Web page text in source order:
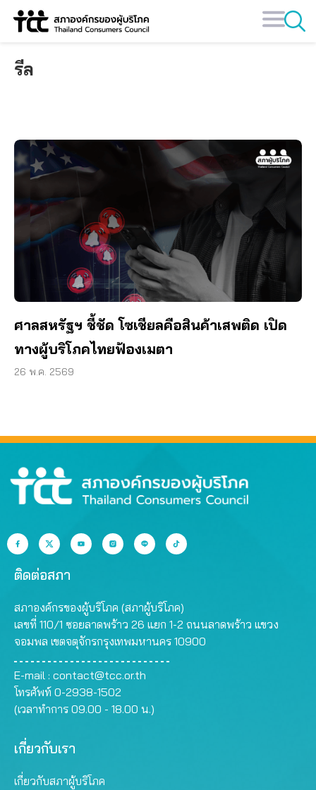
Skip
รีล
ศาลสหรัฐฯ ชี้ชัด โซเชียลคือสินค้าเสพติด เปิด
ทางผู้บริโภคไทยฟ้องเมตา
26 พ.ค. 2569
ติดต่อสภา
สภาองค์กรของผู้บริโภค (สภาผู้บริโภค)
เลขที่ 110/1 ซอยลาดพร้าว 26 แยก 1-2 ถนนลาดพร้าว แขวง
จอมพล เขตจตุจักรกรุงเทพมหานคร 10900
E-mail : contact@tcc.or.th
โทรศัพท์ 0-2938-1502
(เวลาทำการ 09.00 - 18.00 น.)
เกี่ยวกับเรา
เกี่ยวกับสภาผู้บริโภค